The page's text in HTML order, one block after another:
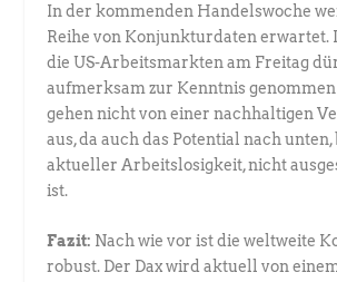
In der kommenden Handelswoche
Reihe von Konjunkturdaten erwartet.
die US-Arbeitsmarkten am Freitag
aufmerksam zur Kenntnis
gehen nicht von einer nachhaltigen
aus, da auch das Potential nach unten,
aktueller Arbeitslosigkeit, nicht
ist.
Fazit: Nach wie vor ist die weltweite
robust. Der Dax wird aktuell von